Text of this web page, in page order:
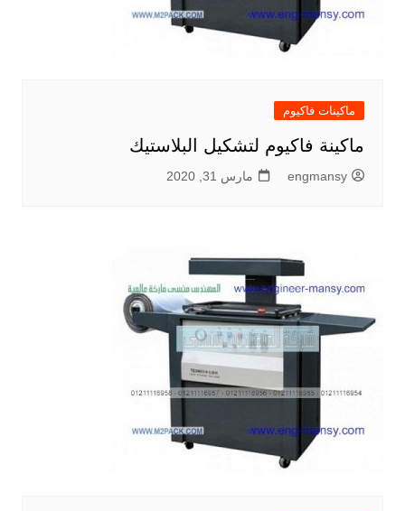
ماكينات فاكيوم
ماكينة فاكيوم لتشكيل البلاستيك
engmansy مارس 31, 2020